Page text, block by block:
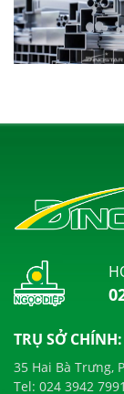
TRỤ SỞ CHÍNH:
35 Hai Bà Trưng,
Tel: 024 3942 7991